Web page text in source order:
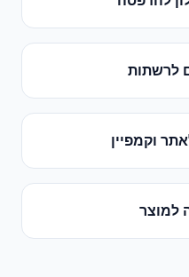
לרשתות
וקמפיין
למוצר